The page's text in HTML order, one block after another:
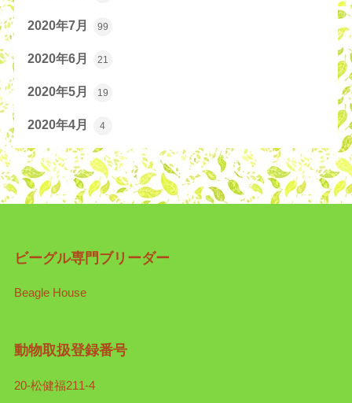
2020年7月 99
2020年6月 21
2020年5月 19
2020年4月 4
ビーグル専門ブリーダー
Beagle House
動物取扱登録番号
20-松健福211-4